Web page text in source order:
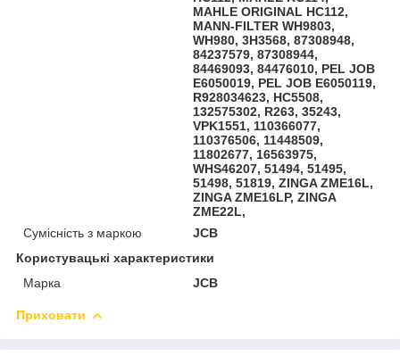
MAHLE ORIGINAL HC112,
MANN-FILTER WH9803,
WH980, 3H3568, 87308948,
84237579, 87308944,
84469093, 84476010, PEL JOB
E6050019, PEL JOB E6050119,
R928034623, HC5508,
132575302, R263, 35243,
VPK1551, 110366077,
110376506, 11448509,
11802677, 16563975,
WHS46207, 51494, 51495,
51498, 51819, ZINGA ZME16L,
ZINGA ZME16LP, ZINGA
ZME22L,
Сумісність з маркою
JCB
Користувацькі характеристики
Марка
JCB
Приховати